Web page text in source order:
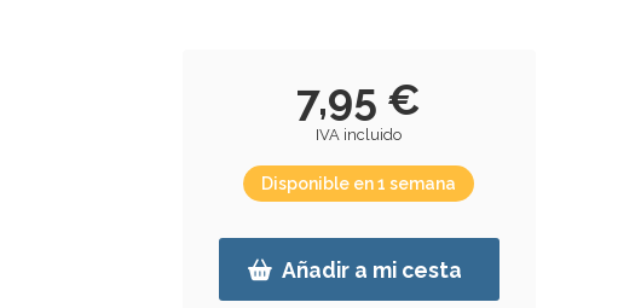
7,95 €
IVA incluido
Disponible en 1 semana
Añadir a mi cesta